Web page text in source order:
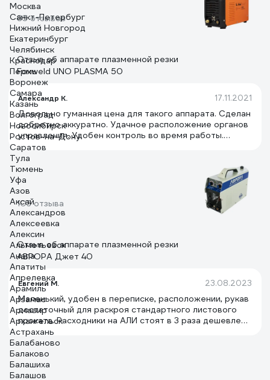
85 отзывов
Отзыв об аппарате плазменной резки
Foxweld UNO PLASMA 50
Александр К. 17.11.2021
Довольно гуманная цена для такого аппарата. Сделан
добротно аккуратно. Удачное расположение органов
управления. Удобен контроль во время работы.
Простой и надежный. Достаточно мощный. Недорогие
и доступные расходные материалы. Резак простой,
стоит не дорого, легко заменить, можно подобрать с
более длинным рукавом, при необходимости.
103 отзыва
Отзыв об аппарате плазменной резки
АВРОРА Джет 40
Евгений М. 23.08.2023
Маленький, удобен в переписке, расположении, рукав
достаточный для раскроя стандартного листового
проката. Расходники на АЛИ стоят в 3 раза дешевле
чем в магазинах при одинаковом качестве, при
определённой сноровке расходники живут долго.
Москва
Санкт-Петербург
Нижний Новгород
Екатеринбург
Челябинск
Краснодар
Пермь
Воронеж
Самара
Казань
Волгоград
Новосибирск
Ростов-на-Дону
Саратов
Тула
Тюмень
Уфа
Азов
Аксай
Александров
Алексеевка
Алексин
Альметьевск
Анапа
Апатиты
Апрелевка
Арамиль
Арзамас
Армавир
Архангельск
Астрахань
Балабаново
Балаково
Балашиха
Балашов